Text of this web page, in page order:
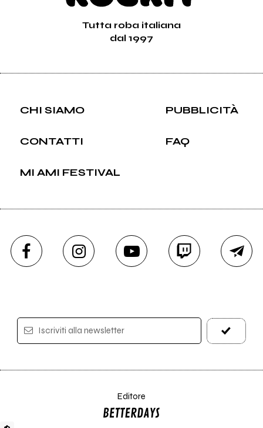
Tutta roba italiana
dal 1997
CHI SIAMO PUBBLICITÀ
CONTATTI FAQ
MI AMI FESTIVAL
Iscriviti alla newsletter
Editore